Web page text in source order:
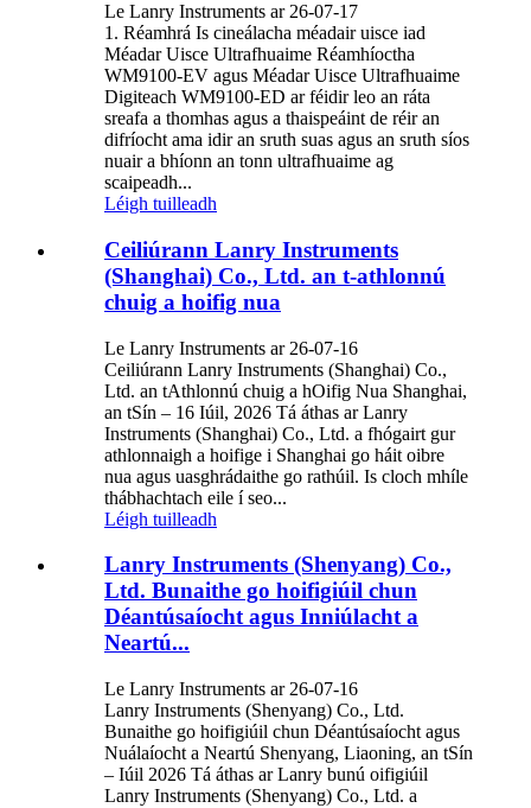
Le Lanry Instruments ar 26-07-17
1. Réamhrá Is cineálacha méadair uisce iad
Méadar Uisce Ultrafhuaime Réamhíoctha
WM9100-EV agus Méadar Uisce Ultrafhuaime
Digiteach WM9100-ED ar féidir leo an ráta
sreafa a thomhas agus a thaispeáint de réir an
difríocht ama idir an sruth suas agus an sruth síos
nuair a bhíonn an tonn ultrafhuaime ag
scaipeadh...
Léigh tuilleadh
Ceiliúrann Lanry Instruments
(Shanghai) Co., Ltd. an t-athlonnú
chuig a hoifig nua
Le Lanry Instruments ar 26-07-16
Ceiliúrann Lanry Instruments (Shanghai) Co.,
Ltd. an tAthlonnú chuig a hOifig Nua Shanghai,
an tSín – 16 Iúil, 2026 Tá áthas ar Lanry
Instruments (Shanghai) Co., Ltd. a fhógairt gur
athlonnaigh a hoifige i Shanghai go háit oibre
nua agus uasghrádaithe go rathúil. Is cloch mhíle
thábhachtach eile í seo...
Léigh tuilleadh
Lanry Instruments (Shenyang) Co.,
Ltd. Bunaithe go hoifigiúil chun
Déantúsaíocht agus Inniúlacht a
Neartú...
Le Lanry Instruments ar 26-07-16
Lanry Instruments (Shenyang) Co., Ltd.
Bunaithe go hoifigiúil chun Déantúsaíocht agus
Nuálaíocht a Neartú Shenyang, Liaoning, an tSín
– Iúil 2026 Tá áthas ar Lanry bunú oifigiúil
Lanry Instruments (Shenyang) Co., Ltd. a